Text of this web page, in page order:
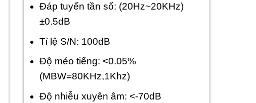
Đáp tuyến tần số: (20Hz~20KHz)
±0.5dB
Tỉ lệ S/N: 100dB
Độ méo tiếng: <0.05%
(MBW=80KHz,1Khz)
Độ nhiễu xuyên âm: <-70dB